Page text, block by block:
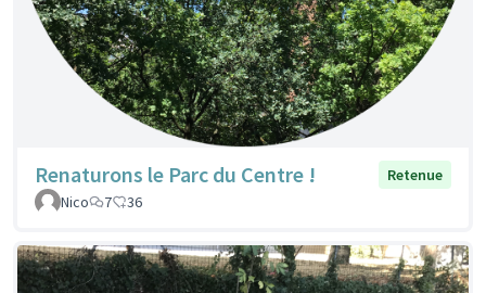
Renaturons le Parc du Centre !
Retenue
Nico
7 36